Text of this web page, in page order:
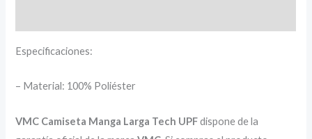
Especificaciones:
– Material: 100% Poliéster
VMC Camiseta Manga Larga Tech UPFdispone de la